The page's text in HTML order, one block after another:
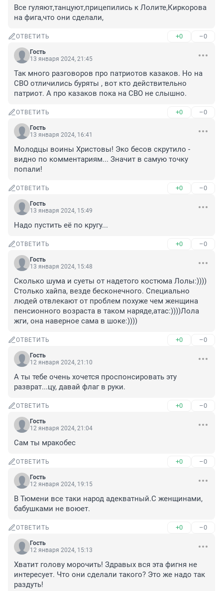
Все гуляют,танцуют,прицепились к Лолите,Киркорова
на фига,что они сделали,
ОТВЕТИТЬ +0 –0
Гость
13 января 2024, 21:45
Так много разговоров про патриотов казаков. Но на
СВО отличились буряты , вот кто действительно
патриот. А про казаков пока на СВО не слышно.
ОТВЕТИТЬ +0 –0
Гость
13 января 2024, 16:41
Молодцы воины Христовы! Эко бесов скрутило -
видно по комментариям... Значит в самую точку
попали!
ОТВЕТИТЬ +0 –0
Гость
13 января 2024, 15:49
Надо пустить её по кругу...
ОТВЕТИТЬ +0 –0
Гость
13 января 2024, 15:48
Сколько шума и суеты от надетого костюма Лолы:))))
Столько хайпа, везде бесконечного. Специально
людей отвлекают от проблем похуже чем женщина
пенсионного возраста в таком наряде,атас:))))Лола
жги, она наверное сама в шоке:))))
ОТВЕТИТЬ +0 –0
Гость
12 января 2024, 21:10
А ты тебе очень хочется проспонсировать эту
разврат...цу, давай флаг в руки.
ОТВЕТИТЬ +0 –0
Гость
12 января 2024, 21:04
Сам ты мракобес
ОТВЕТИТЬ +0 –0
Гость
12 января 2024, 19:15
В Тюмени все таки народ адекватный.С женщинами,
бабушками не воюет.
ОТВЕТИТЬ +0 –0
Гость
12 января 2024, 15:13
Хватит голову морочить! Здравых вся эта фигня не
интересует. Что они сделали такого? Это же надо так
раздуть!